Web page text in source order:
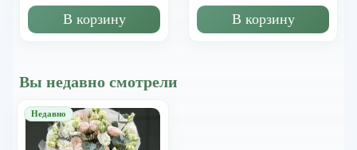
В корзину В корзину
Вы недавно смотрели